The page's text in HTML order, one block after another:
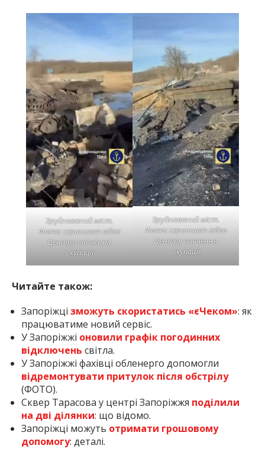
Зруйнований міст.
Фото: скриншот відео
Центру вивчення
окупації
Зруйнований міст.
Фото: скриншот відео
Центру вивчення
окупації
Читайте також:
Запоріжці зможуть скористатись «єЧеком»: як
працюватиме новий сервіс.
У Запоріжжі оновили графік погодинних
відключень світла.
У Запоріжжі фахівці обленерго допомогли
відремонтувати притулок після обстрілу
(ФОТО).
Сквер Тарасова у центрі Запоріжжя поділили
на дві ділянки: що відомо.
Запоріжці можуть отримати грошовому
допомогу: деталі.